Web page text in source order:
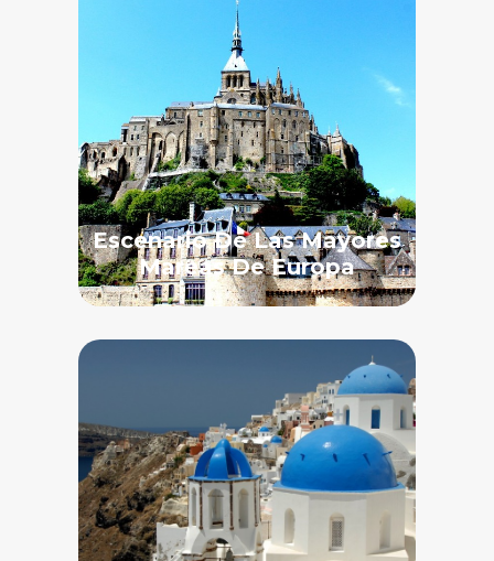
Escenario De Las Mayores
Mareas De Europa